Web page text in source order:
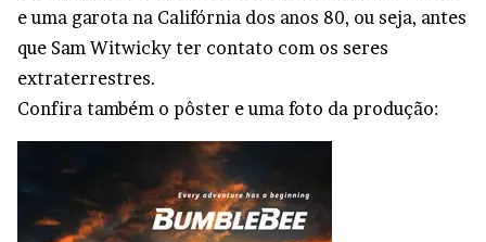
e uma garota na Califórnia dos anos 80, ou seja, antes
que Sam Witwicky ter contato com os seres
extraterrestres.
Confira também o pôster e uma foto da produção: